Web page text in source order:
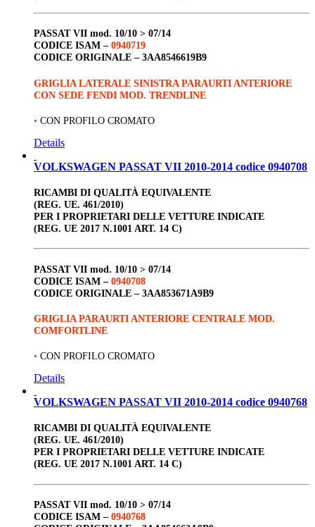
PASSAT VII mod. 10/10 > 07/14
CODICE ISAM – 0940719
CODICE ORIGINALE – 3AA8546619B9
GRIGLIA LATERALE SINISTRA PARAURTI ANTERIORE
CON SEDE FENDI MOD. TRENDLINE
• CON PROFILO CROMATO
Details
VOLKSWAGEN PASSAT VII 2010-2014 codice 0940708
RICAMBI DI QUALITÀ EQUIVALENTE
(REG. UE. 461/2010)
PER I PROPRIETARI DELLE VETTURE INDICATE
(REG. UE 2017 N.1001 ART. 14 C)
PASSAT VII mod. 10/10 > 07/14
CODICE ISAM – 0940708
CODICE ORIGINALE – 3AA853671A9B9
GRIGLIA PARAURTI ANTERIORE CENTRALE MOD.
COMFORTLINE
• CON PROFILO CROMATO
Details
VOLKSWAGEN PASSAT VII 2010-2014 codice 0940768
RICAMBI DI QUALITÀ EQUIVALENTE
(REG. UE. 461/2010)
PER I PROPRIETARI DELLE VETTURE INDICATE
(REG. UE 2017 N.1001 ART. 14 C)
PASSAT VII mod. 10/10 > 07/14
CODICE ISAM – 0940768